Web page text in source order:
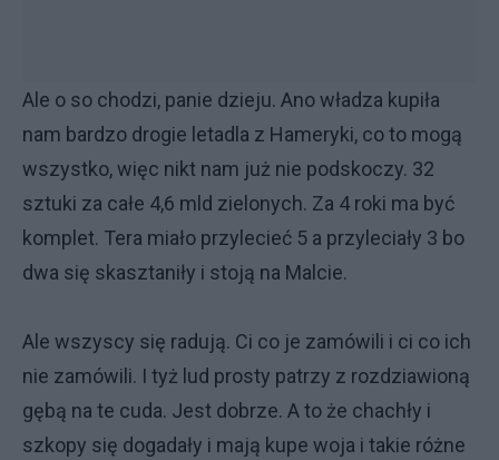
Ale o so chodzi, panie dzieju. Ano władza kupiła
nam bardzo drogie letadla z Hameryki, co to mogą
wszystko, więc nikt nam już nie podskoczy. 32
sztuki za całe 4,6 mld zielonych. Za 4 roki ma być
komplet. Tera miało przylecieć 5 a przyleciały 3 bo
dwa się skasztaniły i stoją na Malcie.
Ale wszyscy się radują. Ci co je zamówili i ci co ich
nie zamówili. I tyż lud prosty patrzy z rozdziawioną
gębą na te cuda. Jest dobrze. A to że chachły i
szkopy się dogadały i mają kupe woja i takie różne